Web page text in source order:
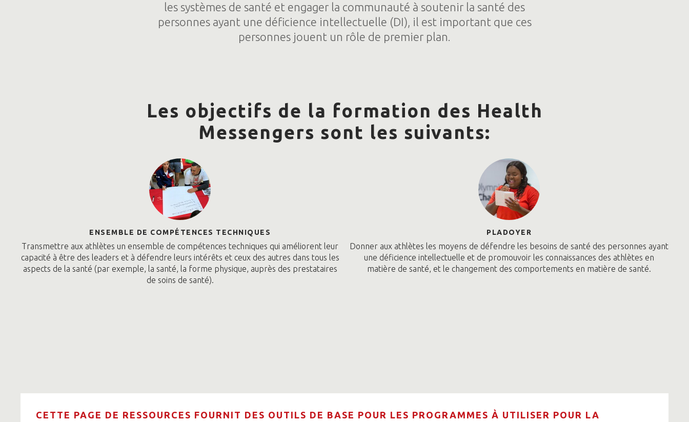
les systèmes de santé et engager la communauté à soutenir la santé des
personnes ayant une déficience intellectuelle (DI), il est important que ces
personnes jouent un rôle de premier plan.
Les objectifs de la formation des Health
Messengers sont les suivants:
ENSEMBLE DE COMPÉTENCES TECHNIQUES
Transmettre aux athlètes un ensemble de compétences techniques qui améliorent leur
capacité à être des leaders et à défendre leurs intérêts et ceux des autres dans tous les
aspects de la santé (par exemple, la santé, la forme physique, auprès des prestataires
de soins de santé).
PLADOYER
Donner aux athlètes les moyens de défendre les besoins de santé des personnes ayant
une déficience intellectuelle et de promouvoir les connaissances des athlètes en
matière de santé, et le changement des comportements en matière de santé.
CETTE PAGE DE RESSOURCES FOURNIT DES OUTILS DE BASE POUR LES PROGRAMMES À UTILISER POUR LA